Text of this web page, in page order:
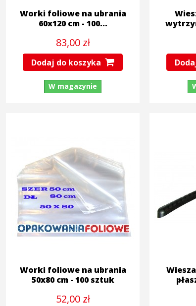
Worki foliowe na ubrania
60x120 cm - 100...
83,00 zł
Dodaj do koszyka
W magazynie
Worki foliowe na ubrania
50x80 cm - 100 sztuk
52,00 zł